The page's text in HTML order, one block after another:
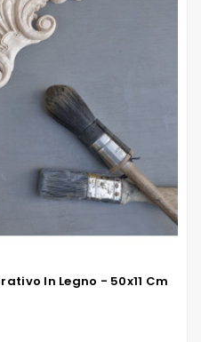
In Legno - 50x11 Cm